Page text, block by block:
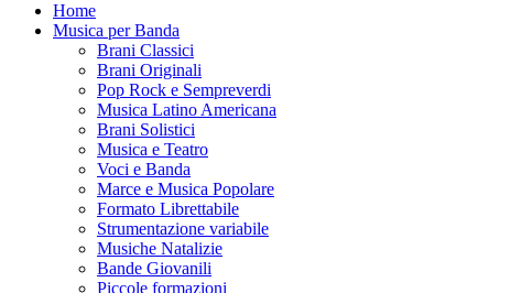
Home
Musica per Banda
Brani Classici
Brani Originali
Pop Rock e Sempreverdi
Musica Latino Americana
Brani Solistici
Musica e Teatro
Voci e Banda
Marce e Musica Popolare
Formato Librettabile
Strumentazione variabile
Musiche Natalizie
Bande Giovanili
Piccole formazioni